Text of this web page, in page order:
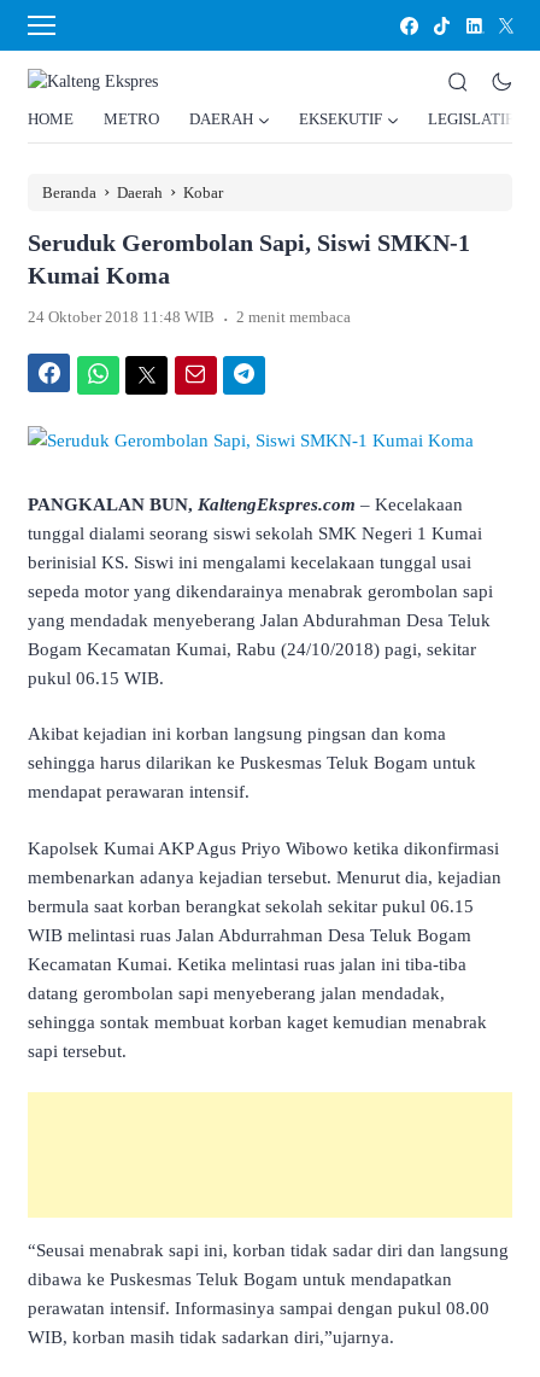
HOME METRO DAERAH EKSEKUTIF LEGISLATIF
Beranda › Daerah › Kobar
Seruduk Gerombolan Sapi, Siswi SMKN-1
Kumai Koma
24 Oktober 2018 11:48 WIB . 2 menit membaca
PANGKALAN BUN, KaltengEkspres.com – Kecelakaan
tunggal dialami seorang siswi sekolah SMK Negeri 1 Kumai
berinisial KS. Siswi ini mengalami kecelakaan tunggal usai
sepeda motor yang dikendarainya menabrak gerombolan sapi
yang mendadak menyeberang Jalan Abdurahman Desa Teluk
Bogam Kecamatan Kumai, Rabu (24/10/2018) pagi, sekitar
pukul 06.15 WIB.
Akibat kejadian ini korban langsung pingsan dan koma
sehingga harus dilarikan ke Puskesmas Teluk Bogam untuk
mendapat perawaran intensif.
Kapolsek Kumai AKP Agus Priyo Wibowo ketika dikonfirmasi
membenarkan adanya kejadian tersebut. Menurut dia, kejadian
bermula saat korban berangkat sekolah sekitar pukul 06.15
WIB melintasi ruas Jalan Abdurrahman Desa Teluk Bogam
Kecamatan Kumai. Ketika melintasi ruas jalan ini tiba-tiba
datang gerombolan sapi menyeberang jalan mendadak,
sehingga sontak membuat korban kaget kemudian menabrak
sapi tersebut.
“Seusai menabrak sapi ini, korban tidak sadar diri dan langsung
dibawa ke Puskesmas Teluk Bogam untuk mendapatkan
perawatan intensif. Informasinya sampai dengan pukul 08.00
WIB, korban masih tidak sadarkan diri,”ujarnya.